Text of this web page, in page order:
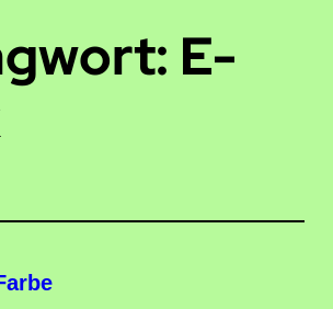
E-